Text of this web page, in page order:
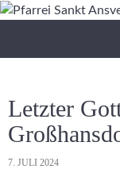
Zum
Letzter
7. JULI 2024